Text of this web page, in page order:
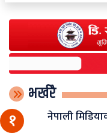
भर्खरै
१ नेपाली